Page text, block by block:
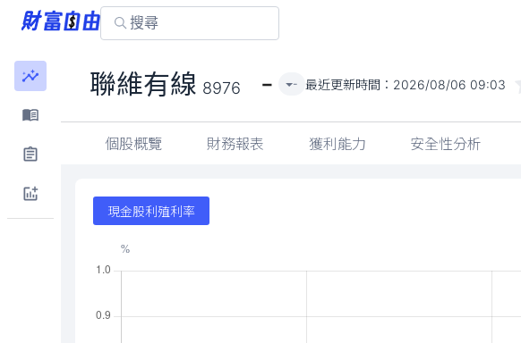
聯維有線 8976 - - 最近更新時間： 2026/08/06 09:03
個股概覽 財務報表 獲利能力 安全性分析
現金股利殖利率